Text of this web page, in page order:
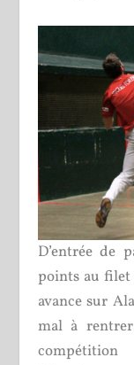
D’entrée de
points au
avance sur
mal à